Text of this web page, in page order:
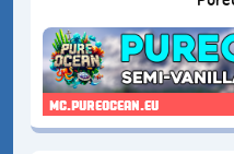
mc.pureocean.eu